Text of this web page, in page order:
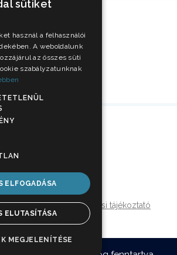
nyilatkozat
Adatkezelési tájékoztató
Médiaajánlat
sütiket
használ a felhasználói
A weboldalunk
az összes süti
szabályzatunknak
ELFOGADÁSA
ELUTASÍTÁSA
MEGJELENÍTÉSE